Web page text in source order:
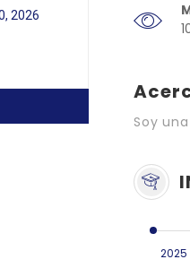
2026
Soy